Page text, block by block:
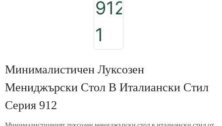
Минималистичен Луксозен
Мениджърски Стол В Италиански Стил
Серия 912